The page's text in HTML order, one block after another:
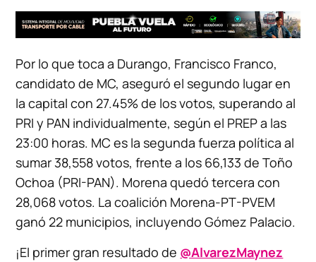
Por lo que toca a Durango, Francisco Franco,
candidato de MC, aseguró el segundo lugar en
la capital con 27.45% de los votos, superando al
PRI y PAN individualmente, según el PREP a las
23:00 horas. MC es la segunda fuerza política al
sumar 38,558 votos, frente a los 66,133 de Toño
Ochoa (PRI-PAN). Morena quedó tercera con
28,068 votos. La coalición Morena-PT-PVEM
ganó 22 municipios, incluyendo Gómez Palacio.
¡El primer gran resultado de @AlvarezMaynez